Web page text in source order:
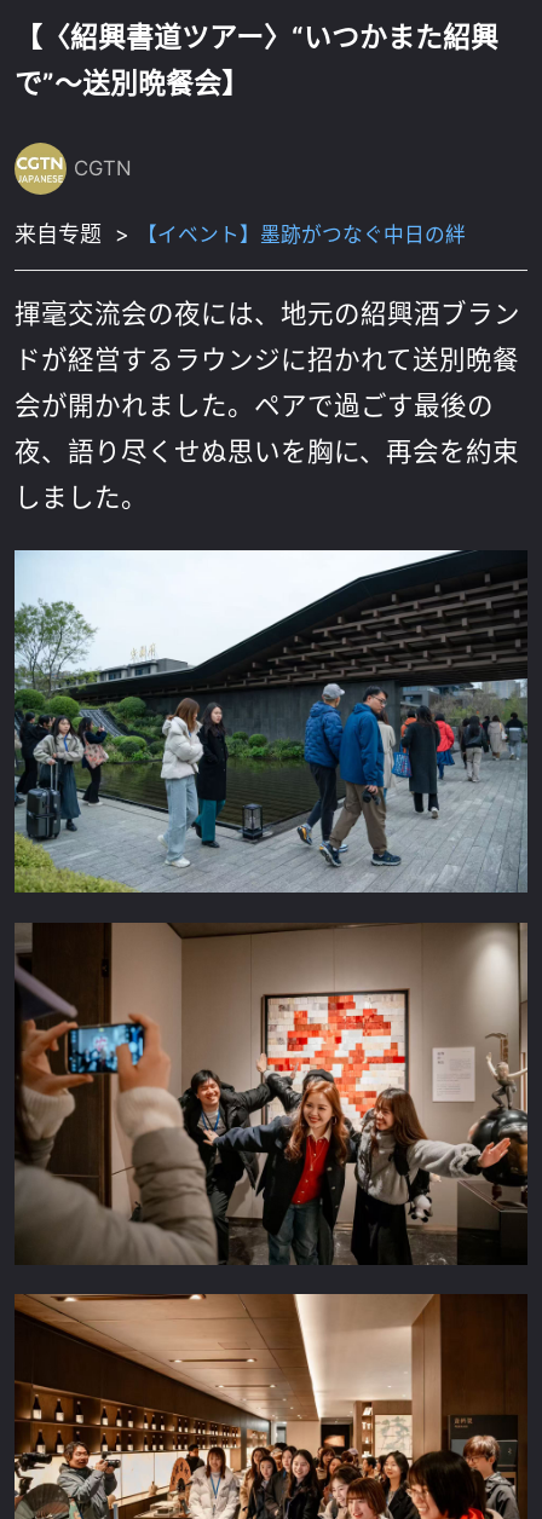
【〈紹興書道ツアー〉“いつかまた紹興
で”〜送別晩餐会】
CGTN
来自专题 > 【イベント】墨跡がつなぐ中日の絆
揮毫交流会の夜には、地元の紹興酒ブラン
ドが経営するラウンジに招かれて送別晩餐
会が開かれました。ペアで過ごす最後の
夜、語り尽くせぬ思いを胸に、再会を約束
しました。